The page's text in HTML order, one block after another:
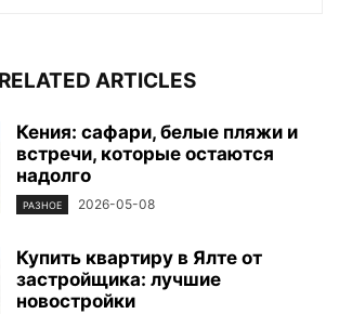
RELATED ARTICLES
Кения: сафари, белые пляжи и
встречи, которые остаются
надолго
РАЗНОЕ 2026-05-08
Купить квартиру в Ялте от
застройщика: лучшие
новостройки